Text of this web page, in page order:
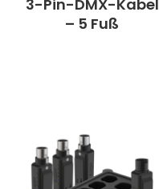
3-Pin-DMX-Kabel
– 5 Fuß